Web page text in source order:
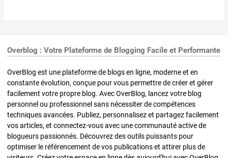
Overblog : Votre Plateforme de Blogging Facile et Performante
OverBlog est une plateforme de blogs en ligne, moderne et en
constante évolution, conçue pour vous permettre de créer et gérer
facilement votre propre blog. Avec OverBlog, lancez votre blog
personnel ou professionnel sans nécessiter de compétences
techniques avancées. Publiez, personnalisez et partagez facilement
vos articles, et connectez-vous avec une communauté active de
blogueurs passionnés. Découvrez des outils puissants pour
optimiser le référencement de vos publications et attirer plus de